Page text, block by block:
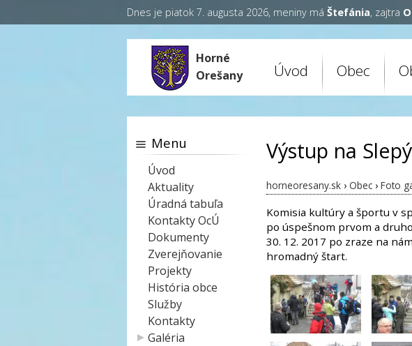
Dnes je piatok 7. augusta 2026, meniny má Štefánia, zajtra
Horné
Orešany
Úvod Obec
Výstup na
horneoresany.sk › Obec › Foto
Komisia kultúry a športu v
po úspešnom prvom a
30. 12. 2017 po zraze na
hromadný štart.
Menu
Úvod
Aktuality
Úradná tabuľa
Kontakty OcÚ
Dokumenty
Zverejňovanie
Projekty
História obce
Služby
Kontakty
Galéria